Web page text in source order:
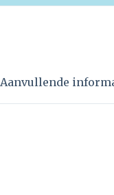
Aanvullende